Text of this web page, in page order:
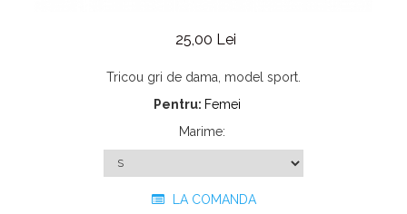
25,00 Lei
Tricou gri de dama, model sport.
Pentru: Femei
Marime:
LA COMANDA